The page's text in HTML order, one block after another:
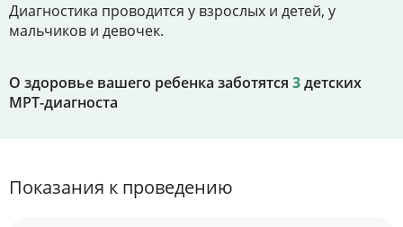
Диагностика проводится у взрослых и детей, у
мальчиков и девочек.
О здоровье вашего ребенка заботятся 3детских
МРТ-диагноста
Показания к проведению